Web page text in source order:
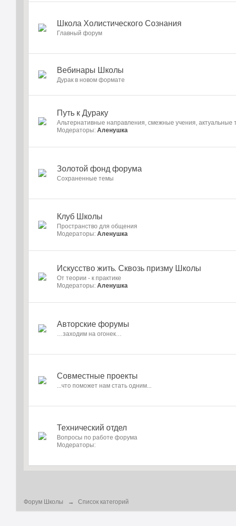
Школа Холистического Сознания
Главный форум
Вебинары Школы
Дурак в новом формате
Путь к Дураку
Альтернативные направления, смежные учения, актуальные
Модераторы:Аленушка
Золотой фонд форума
Cохраненные темы
Клуб Школы
Пространство для общения
Модераторы:Аленушка
Искусство жить. Сквозь призму Школы
От теории - к практике
Модераторы:Аленушка
Авторские форумы
…заходим на огонек…
Совместные проекты
...что поможет нам стать одним...
Технический отдел
Вопросы по работе форума
Модераторы:
Форум Школы → Список категорий